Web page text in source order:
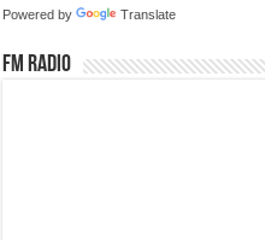
Powered by Translate
FM Radio